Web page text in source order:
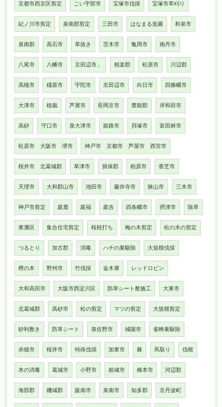
京都市西京区剪定 こい宇部市 宝塚市伐採 宝塚市草刈り
紀ノ川市剪定 泉南郡剪定 三田市 はなまる造園 和泉市
泉南郡 高石市 草抜き 茨木市 亀岡市 南丹市
八尾市 八幡市 京田辺市」 相楽郡 松原市 川辺郡
高槻市 橿原市 宇陀市 京田辺市 向日市 四條畷市
大津市 植栽 芦屋市 長岡京市 豊能郡 岸和田市
高砂 守口市 泉大津市 姫路市 貝塚市 富田林市
松原市 大阪市 堺市 神戸市 京都市 芦屋市 西宮市
桜井市 北葛城郡 草津市 揖保郡 柏原市 香芝市
天理市 大和郡山市 池田市 藤井寺市 狭山市 三木市
神戸市剪定 庭鹿 庭福 庭吉 四条畷市 摂津市 除草
東灘区 集合住宅剪定 桜枝打ち 梅の木剪定 松の木の剪定
つるとり 加古郡 消毒 ハチの巣駆除 大規模伐採
樫の木 野州市 竹伐採 金木犀 レッドロビン
大和高田市 大阪市西淀川区 防草シート敷施工 大東市
北葛城郡 高砂市 松の剪定 マツの剪定 大規模剪定
砂利敷き 防草シート 泉佐野市 城陽市 雀蜂巣駆除
赤穂市 桜井市 特殊伐採 加東市 棘 蔦取り 伐根
木の消毒 葛城市 小野市 姫城市 橋本市 河辺郡
海部郡 磯城郡 阪南市 泉南市 知多郡 京丹波町